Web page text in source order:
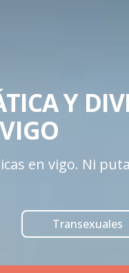
Y
en vigo. Ni
Transexuales